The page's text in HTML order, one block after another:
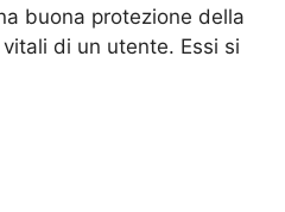
buona protezione della
di un utente. Essi si